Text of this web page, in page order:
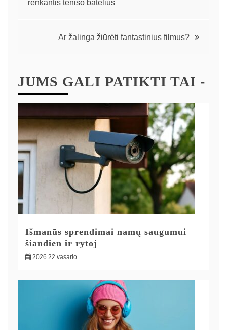
renkantis teniso batelius
Ar žalinga žiūrėti fantastinius filmus?
JUMS GALI PATIKTI TAI -
Išmanūs sprendimai namų saugumui
šiandien ir rytoj
2026 22 vasario